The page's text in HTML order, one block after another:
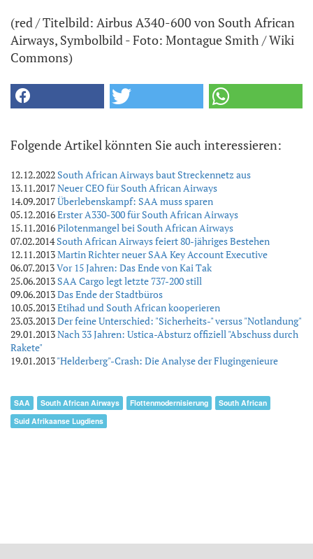
(red / Titelbild: Airbus A340-600 von South African
Airways, Symbolbild - Foto: Montague Smith / Wiki
Commons)
Folgende Artikel könnten Sie auch interessieren:
12.12.2022 South African Airways baut Streckennetz aus
13.11.2017Neuer CEO für South African Airways
14.09.2017Überlebenskampf: SAA muss sparen
05.12.2016Erster A330-300 für South African Airways
15.11.2016Pilotenmangel bei South African Airways
07.02.2014South African Airways feiert 80-jähriges Bestehen
12.11.2013Martin Richter neuer SAA Key Account Executive
06.07.2013Vor 15 Jahren: Das Ende von Kai Tak
25.06.2013 SAA Cargo legt letzte 737-200 still
09.06.2013Das Ende der Stadtbüros
10.05.2013Etihad und South African kooperieren
23.03.2013Der feine Unterschied: "Sicherheits-" versus "Notlandung"
29.01.2013Nach 33 Jahren: Ustica-Absturz offiziell "Abschuss durch
Rakete"
19.01.2013"Helderberg"-Crash: Die Analyse der Flugingenieure
SAA South African Airways Flottenmodernisierung
South African
Suid Afrikaanse Lugdiens